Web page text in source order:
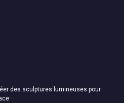
des sculptures lumineuses pour